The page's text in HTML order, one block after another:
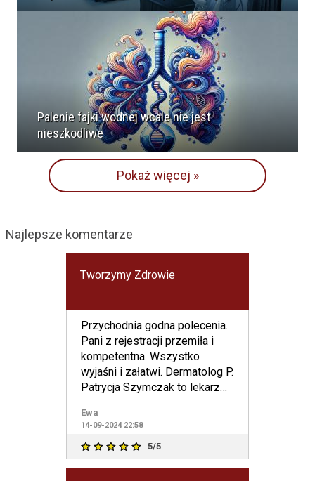
Palenie fajki wodnej wcale nie jest
nieszkodliwe
Pokaż więcej »
Najlepsze komentarze
Tworzymy Zdrowie
Przychodnia godna polecenia.
Pani z rejestracji przemiła i
kompetentna. Wszystko
wyjaśni i załatwi. Dermatolog P.
Patrycja Szymczak to lekarz
Ewa
14-09-2024 22:58
5/5